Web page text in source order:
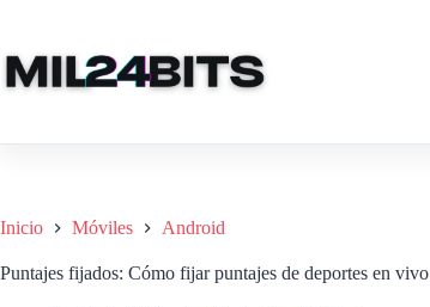
contenido
Inicio Móviles Android
Puntajes fijados: Cómo fijar puntajes de deportes en vivo